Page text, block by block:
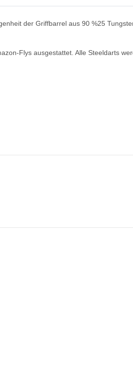
der Griffbarrel aus 90 %25
Flys ausgestattet. Alle Steeldarts